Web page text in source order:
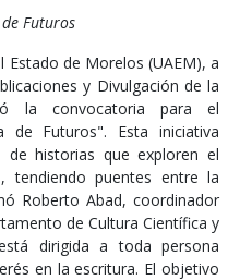
Futuros
Estado de Morelos (UAEM), a
y Divulgación de la
la convocatoria para el
de Futuros". Esta iniciativa
historias que exploren el
tendiendo puentes entre la
Roberto Abad, coordinador
de Cultura Científica y
dirigida a toda persona
en la escritura. El objetivo